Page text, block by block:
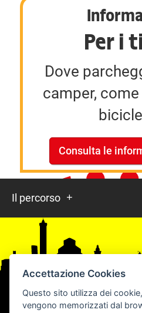
Per i
Dove
camper,
Consulta le
Il percorso
Accettazione Cookies
Questo sito utilizza dei
vengono memorizzati dal